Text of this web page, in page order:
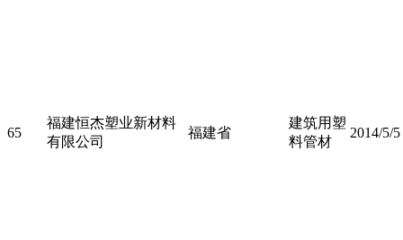
65
福建恒杰塑业新材料
有限公司
福建省
建筑用塑
料管材
2014/5/5